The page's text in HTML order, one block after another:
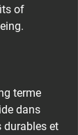
of
terme
dans
durables et